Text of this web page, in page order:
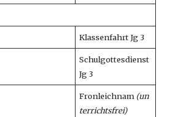
Klassenfahrt Jg 3
Schulgottesdienst
Jg 3
Fronleichnam (un
terrichtsfrei)